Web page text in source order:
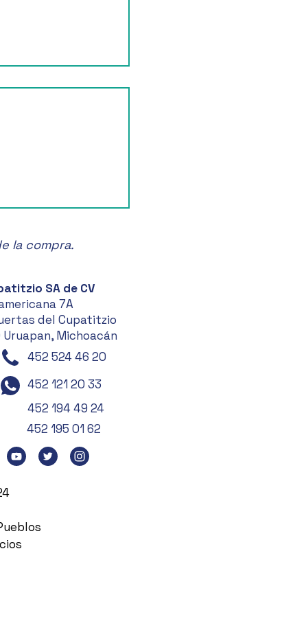
la compra.
SA de CV
7A
del Cupatitzio
Michoacán
452 524 46 20
452 121 20 33
452 194 49 24
452 195 01 62